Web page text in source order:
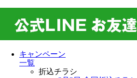
キャンペーン
一覧
折込チラシ